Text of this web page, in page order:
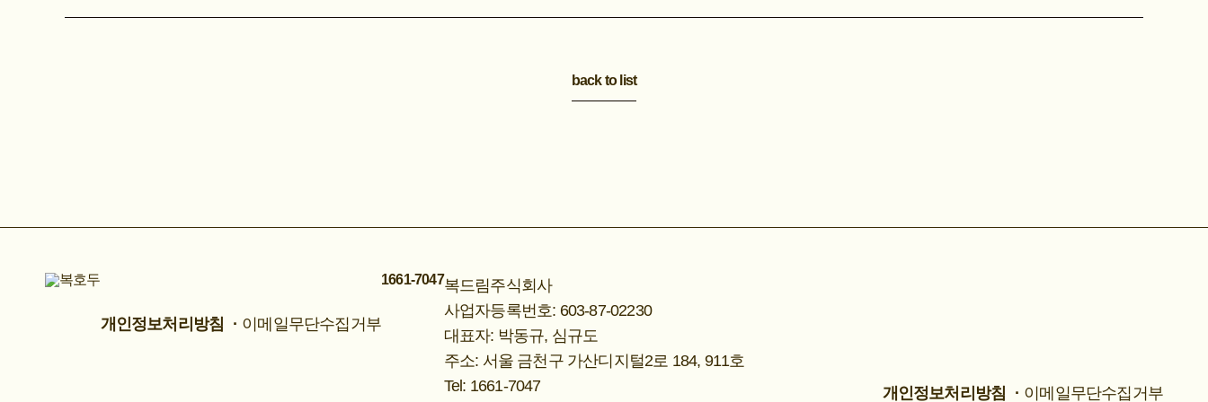
back to list
개인정보처리방침 이메일무단수집거부
1661-7047복드림주식회사
사업자등록번호: 603-87-02230
대표자: 박동규, 심규도
주소: 서울 금천구 가산디지털2로 184, 911호
Tel: 1661-7047
개인정보처리방침 이메일무단수집거부